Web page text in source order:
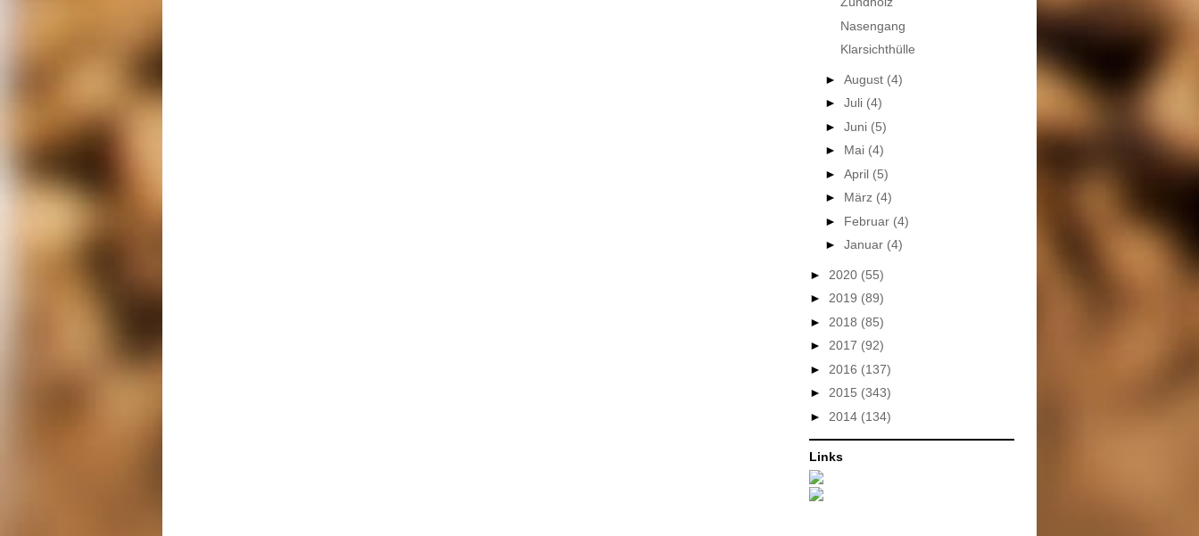
Nasengang
Klarsichthülle
► August (4)
► Juli (4)
► Juni (5)
► Mai (4)
► April (5)
► März (4)
► Februar (4)
► Januar (4)
► 2020 (55)
► 2019 (89)
► 2018 (85)
► 2017 (92)
► 2016 (137)
► 2015 (343)
► 2014 (134)
Links